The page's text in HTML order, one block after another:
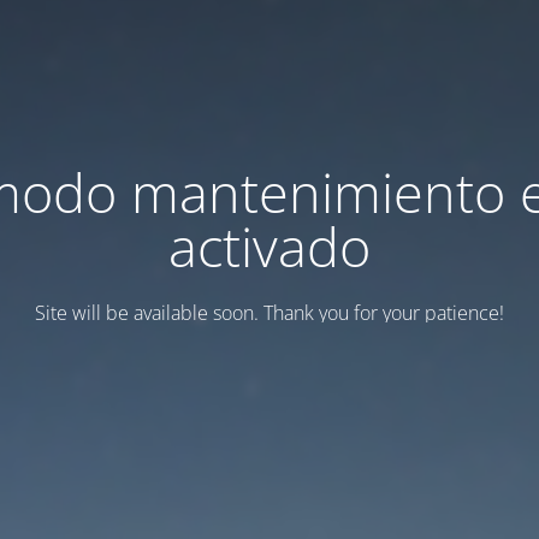
mantenimiento
activado
Site will be available soon. Thank you for your patience!